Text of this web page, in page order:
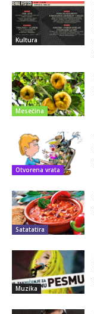
Kultura
Mesečina
Otvorena vrata
Satatatira
Muzika